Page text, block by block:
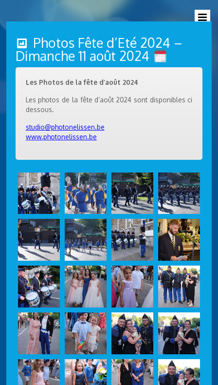
Photos Fête d’Eté 2024 –
Dimanche 11 août 2024
Les Photos de la fête d’août 2024
Les photos de la fête d’août 2024 sont disponibles ci
dessous.
studio@photonelissen.be
www.photonelissen.be